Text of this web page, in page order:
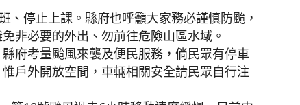
、停止上課。縣府也呼籲大家務必謹慎防颱，
非必要的外出、勿前往危險山區水域。
府考量颱風來襲及便民服務，倘民眾有停車
戶外開放空間，車輛相關安全請民眾自行注